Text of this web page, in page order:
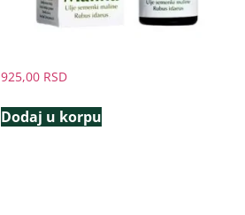
925,00 RSD
Dodaj u korpu